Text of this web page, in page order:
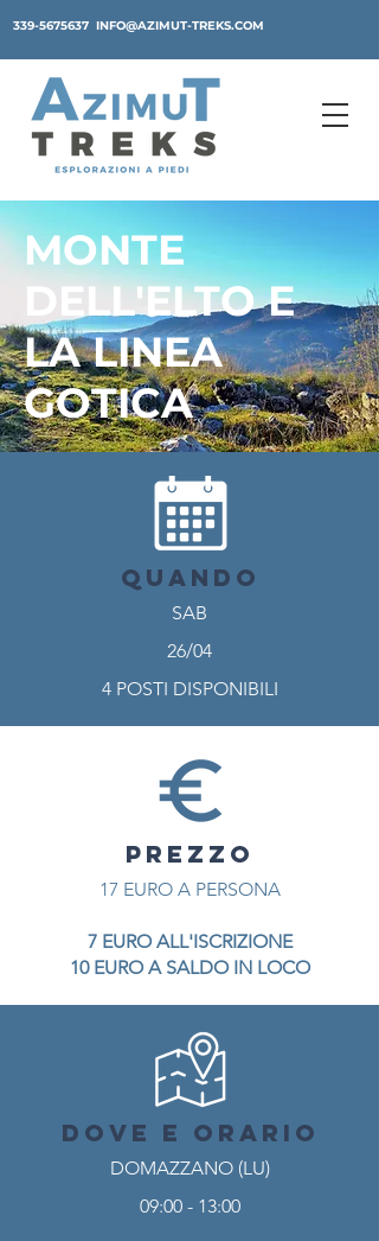
339-5675637 INFO@AZIMUT-TREKS.COM
MONTE
DELL'ELTO E
LA LINEA
GOTICA
QUANDO
SAB
26/04
4 POSTI DISPONIBILI
PREZZO
17 EURO A PERSONA
7 EURO ALL'ISCRIZIONE
10 EURO A SALDO IN LOCO
DOVE E ORARIO
DOMAZZANO (LU)
09:00 - 13:00